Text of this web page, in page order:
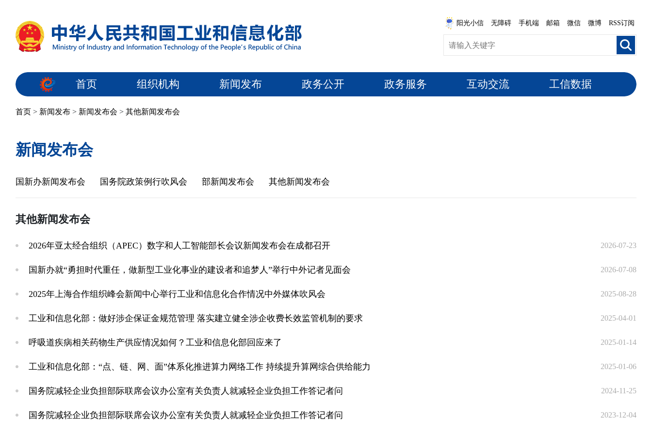
阳光小信 无障碍 手机端 邮箱 微信 微博 RSS订阅
首页 组织机构 新闻发布 政务公开 政务服务 互动交流 工信数据
首页 > 新闻发布 > 新闻发布会 > 其他新闻发布会
新闻发布会
国新办新闻发布会 国务院政策例行吹风会 部新闻发布会 其他新闻发布会
其他新闻发布会
2026年亚太经合组织（APEC）数字和人工智能部长会议新闻发布会在成都召开 2026-07-23
国新办就“勇担时代重任，做新型工业化事业的建设者和追梦人”举行中外记者见面会 2026-07-08
2025年上海合作组织峰会新闻中心举行工业和信息化合作情况中外媒体吹风会 2025-08-28
工业和信息化部：做好涉企保证金规范管理 落实建立健全涉企收费长效监管机制的要求 2025-04-01
呼吸道疾病相关药物生产供应情况如何？工业和信息化部回应来了 2025-01-14
工业和信息化部：“点、链、网、面”体系化推进算力网络工作 持续提升算网综合供给能力 2025-01-06
国务院减轻企业负担部际联席会议办公室有关负责人就减轻企业负担工作答记者问 2024-11-25
国务院减轻企业负担部际联席会议办公室有关负责人就减轻企业负担工作答记者问 2023-12-04